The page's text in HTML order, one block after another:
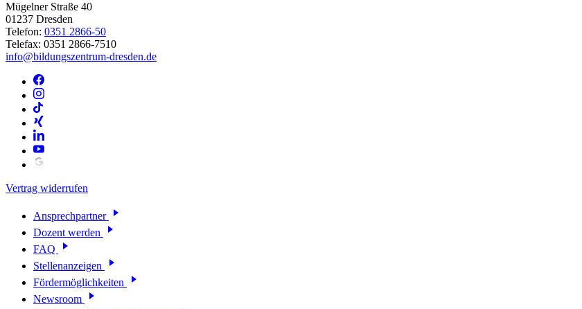
Mügelner Straße 40
01237 Dresden
Telefon: 0351 2866-50
Telefax: 0351 2866-7510
info@bildungszentrum-dresden.de
Vertrag widerrufen
Ansprechpartner
Dozent werden
FAQ
Stellenanzeigen
Fördermöglichkeiten
Newsroom